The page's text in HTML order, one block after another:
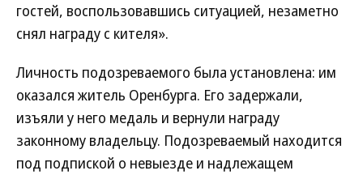
гостей, воспользовавшись ситуацией, незаметно
снял награду с кителя».
Личность подозреваемого была установлена: им
оказался житель Оренбурга. Его задержали,
изъяли у него медаль и вернули награду
законному владельцу. Подозреваемый находится
под подпиской о невыезде и надлежащем